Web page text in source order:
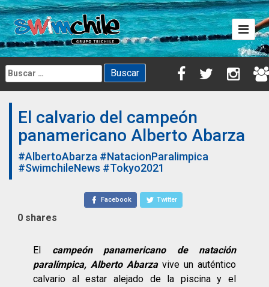
Skip
to
content
Buscar:
El calvario del campeón
panamericano Alberto Abarza
#AlbertoAbarza #NatacionParalimpica
#SwimchileNews #Tokyo2021
Facebook Twitter
0 shares
El campeón panamericano de natación
paralímpica, Alberto Abarzavive un auténtico
calvario al estar alejado de la piscina y el